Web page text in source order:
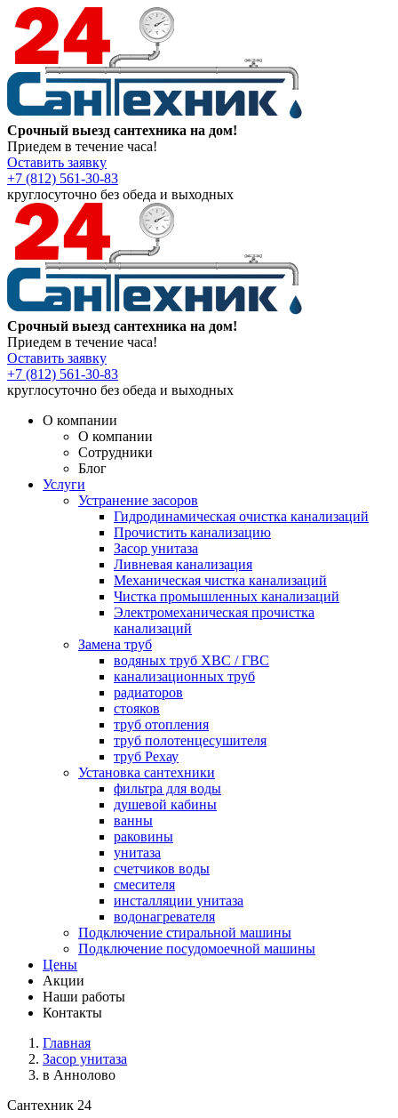
Срочный выезд сантехника на дом!
Приедем в течение часа!
Оставить заявку
+7 (812) 561-30-83
круглосуточно без обеда и выходных
Срочный выезд сантехника на дом!
Приедем в течение часа!
Оставить заявку
+7 (812) 561-30-83
круглосуточно без обеда и выходных
О компании
О компании
Сотрудники
Блог
Услуги
Устранение засоров
Гидродинамическая очистка канализаций
Прочистить канализацию
Засор унитаза
Ливневая канализация
Механическая чистка канализаций
Чистка промышленных канализаций
Электромеханическая прочистка
канализаций
Замена труб
водяных труб ХВС / ГВС
канализационных труб
радиаторов
стояков
труб отопления
труб полотенцесушителя
труб Рехау
Установка сантехники
фильтра для воды
душевой кабины
ванны
раковины
унитаза
счетчиков воды
смесителя
инсталляции унитаза
водонагревателя
Подключение стиральной машины
Подключение посудомоечной машины
Цены
Акции
Наши работы
Контакты
Главная
Засор унитаза
в Аннолово
Сантехник 24